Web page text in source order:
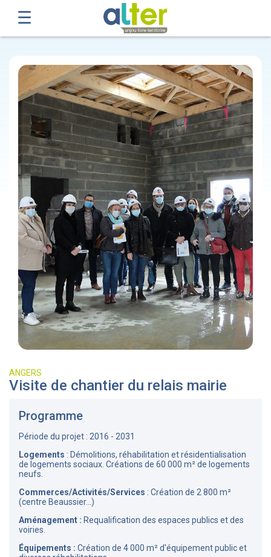
ANGERS
Visite de chantier du relais mairie
Programme
Période du projet : 2016 - 2031
Logements : Démolitions, réhabilitation et résidentialisation
de logements sociaux. Créations de 60 000 m² de logements
neufs.
Commerces/Activités/Services : Création de 2 800 m²
(centre Beaussier...)
Aménagement : Requalification des espaces publics et des
voiries.
Équipements : Création de 4 000 m² d'équipement public et